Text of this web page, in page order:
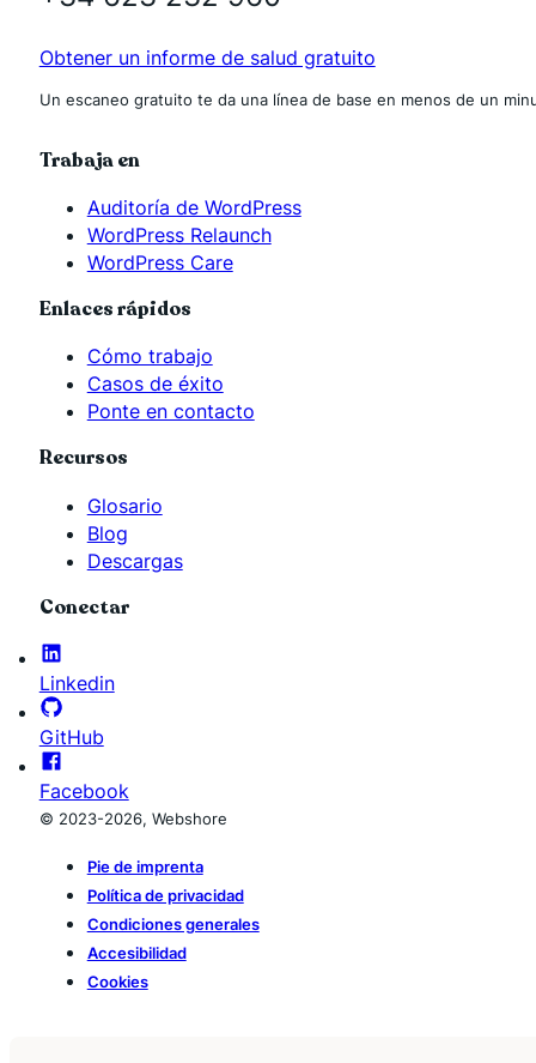
Obtener un informe de salud gratuito
Un escaneo gratuito te da una línea de base en menos de un
Trabaja en
Auditoría de WordPress
WordPress Relaunch
WordPress Care
Enlaces rápidos
Cómo trabajo
Casos de éxito
Ponte en contacto
Recursos
Glosario
Blog
Descargas
Conectar
Linkedin
GitHub
Facebook
© 2023-2026, Webshore
Pie de imprenta
Política de privacidad
Condiciones generales
Accesibilidad
Cookies